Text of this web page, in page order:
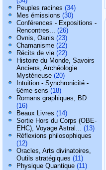
Peuples racines (34)
Mes émissions (30)
Conférences - Expositions -
Rencontres... (26)
Ovnis, Oanis (23)
Chamanisme (22)
Récits de vie (22)
Histoire du Monde, Savoirs
Anciens, Archéologie
Mystérieuse (20)
Intuition - Synchronicité -
6ème sens (18)
Romans graphiques, BD
(16)
Beaux Livres (14)
Sortie Hors du Corps (OBE-
EHC), Voyage Astral... (13)
Réflexions philosophiques
(12)
Oracles, Arts divinatoires,
Outils stratégiques (11)
Physique Quantique (11)